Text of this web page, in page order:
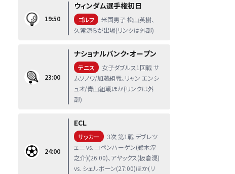
19:50
ウィンダム選手権初日
ゴルフ
米国男子 松山英樹、
久常涼らが出場(リンクは外部)
23:00
ナショナルバンク・オープン
テニス
女子ダブルス1回戦 サ
ムソノワ/加藤組戦、リャン エンシ
ュオ/青山組戦ほか(リンクは外
部)
24:00
ECL
サッカー
3次 第1戦 デブレツ
ェニ vs. コペンハーゲン(鈴木淳
之介)(26:00)、アヤックス(板倉滉)
vs. シェルボーン(27:00)ほか(リ